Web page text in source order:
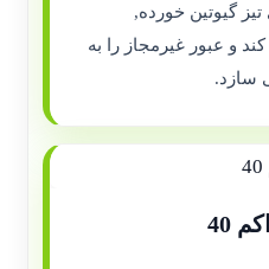
گیوتین خورده,
و عبور غیرمجاز را به
سازد.
40